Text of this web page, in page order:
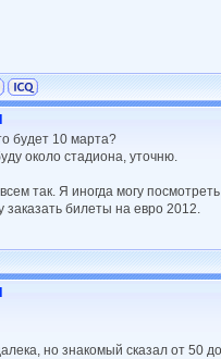
будет 10 марта?
около стадиона, уточню.
так. Я иногда могу
заказать билеты на евро 2012.
но знакомый сказал от 50